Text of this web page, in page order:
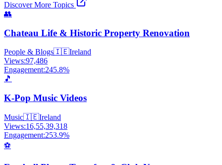
Discover More Topics
👥
Chateau Life & Historic Property Renovation
People & Blogs🇮🇪Ireland
Views:97,486
Engagement:245.8%
🎵
K-Pop Music Videos
Music🇮🇪Ireland
Views:16,55,39,318
Engagement:253.9%
⚽